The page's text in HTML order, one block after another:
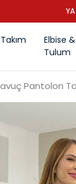
Takım
Elbise &
Tulum
Pantolon